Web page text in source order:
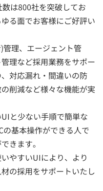
は800社を突破してお
る面でお客様にご好評い
理、エージェント管
理など採用業務をサポー
対応漏れ・間違いの防
削減など様々な機能が実
と少ない手順で簡単な
基本操作ができる人で
きます。
やすいUIにより、より
の採用をサポートいたし